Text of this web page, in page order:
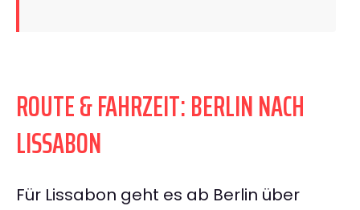
ROUTE & FAHRZEIT: BERLIN NACH
LISSABON
Für Lissabon geht es ab Berlin über